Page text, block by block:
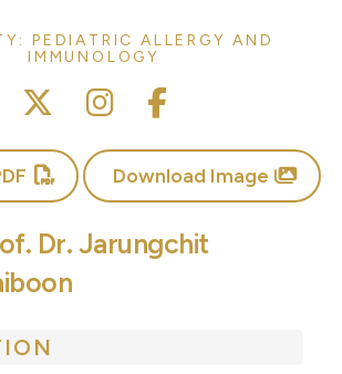
PEDIATRIC ALLERGY AND
IMMUNOLOGY
Download Image
Dr. Jarungchit